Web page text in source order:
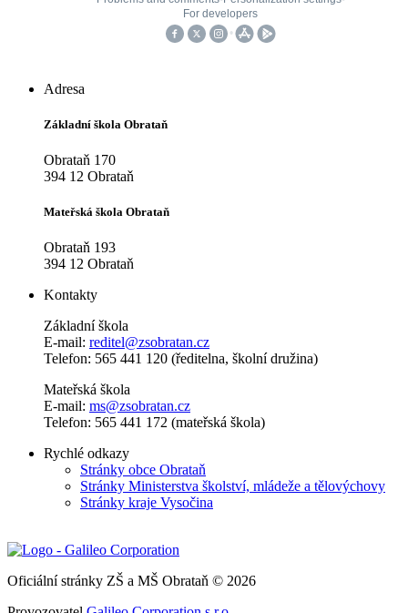
Adresa
Základní škola Obrataň
Obrataň 170
394 12 Obrataň
Mateřská škola Obrataň
Obrataň 193
394 12 Obrataň
Kontakty
Základní škola
E-mail: reditel@zsobratan.cz
Telefon: 565 441 120 (ředitelna, školní družina)
Mateřská škola
E-mail: ms@zsobratan.cz
Telefon: 565 441 172 (mateřská škola)
Rychlé odkazy
Stránky obce Obrataň
Stránky Ministerstva školství, mládeže a tělovýchovy
Stránky kraje Vysočina
Oficiální stránky ZŠ a MŠ Obrataň © 2026